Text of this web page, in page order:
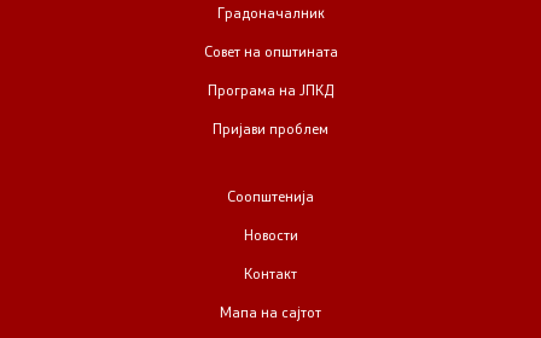
Завршени јавни огласи
Градоначалник
Совет на општината
Програма на ЈПКД
Пријави проблем
Соопштенија
Новости
Контакт
Мапа на сајтот